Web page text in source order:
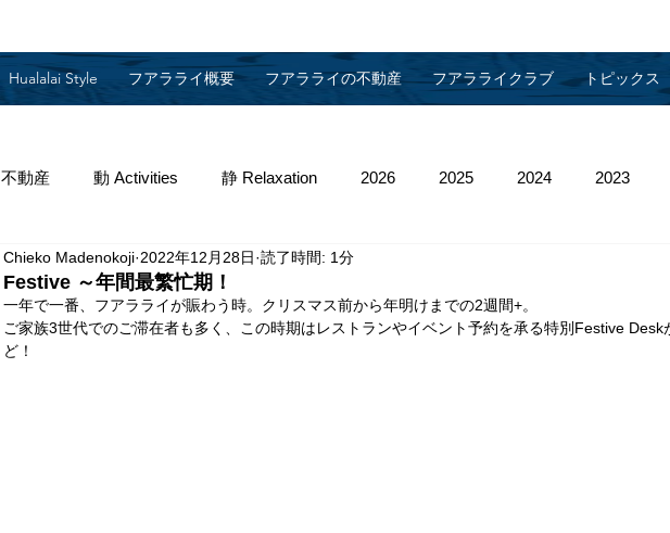
Hualalai Style フアラライ概要 フアラライの不動産 フアラライクラブ トピックス
不動産 動 Activities 静 Relaxation 2026 2025 2024 2023
2018 2014 2013 2012 2011
Festive ～年間最繁忙期！
Chieko Madenokoji 2022年12月28日 読了時間: 1分
一年で一番、フアラライが賑わう時。クリスマス前から年明けまでの2週間+。
ご家族3世代でのご滞在者も多く、この時期はレストランやイベント予約を承る特別Festive Desk
ど！